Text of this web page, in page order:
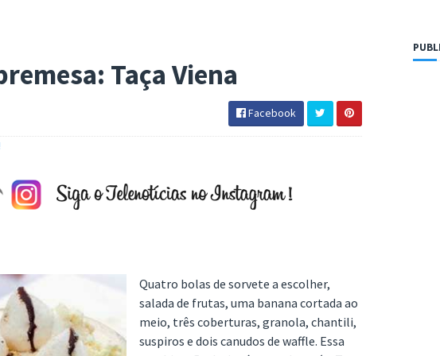
Taça Viena
Facebook
Quatro bolas de sorvete a escolher,
salada de frutas, uma banana cortada ao
meio, três coberturas, granola, chantili,
suspiros e dois canudos de waffle. Essa